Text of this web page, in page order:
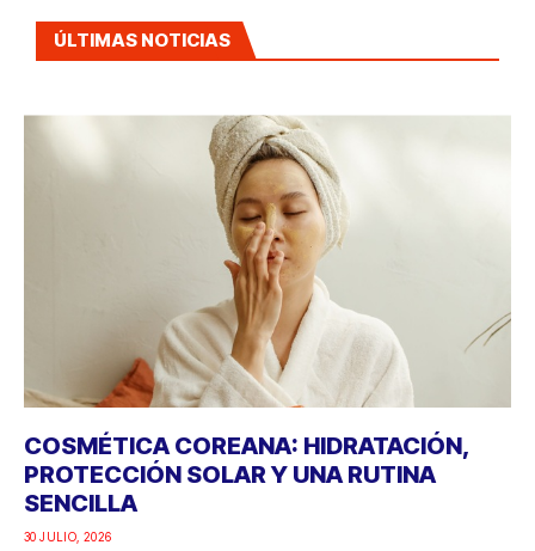
ÚLTIMAS NOTICIAS
COSMÉTICA COREANA: HIDRATACIÓN,
PROTECCIÓN SOLAR Y UNA RUTINA
SENCILLA
30 JULIO, 2026